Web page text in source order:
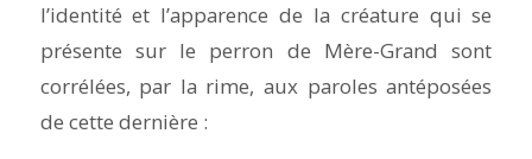
l’identité et l’apparence de la créature qui se
présente sur le perron de Mère-Grand sont
corrélées, par la rime, aux paroles antéposées
de cette dernière :